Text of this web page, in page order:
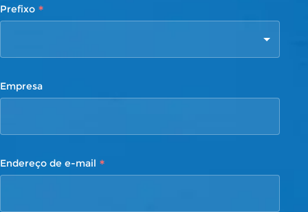
Prefixo *
Empresa
Endereço de e-mail *